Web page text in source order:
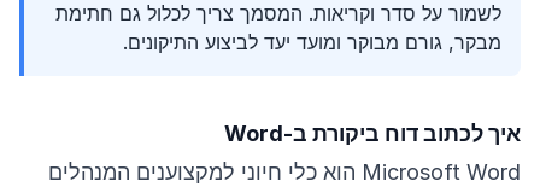
לשמור על סדר וקריאות. המסמך צריך לכלול גם חתימת
מבקר, גורם מבוקר ומועד יעד לביצוע התיקונים.
איך לכתוב דוח ביקורת ב-Word
Microsoft Word הוא כלי חיוני למקצוענים המנהלים